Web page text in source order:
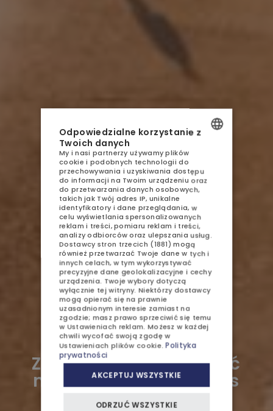
NOCLEGI
GASTRONOMIA
AQUAPARK
SPA
ATRAKCJE
GALERIA
KONTAKT
SPRZEDAŻ APARTAMENTÓW
OFERTY I PROMOCJE
DZIECI
Zostań dłużej, zapłać
mniej! 4. doba gratis
tylko w czerwcu
POLISH
ENGLISH
GERMAN
CZECH
Odpowiedzialne korzystanie z
Twoich danych
My i nasi partnerzy używamy plików
cookie i podobnych technologii do
przechowywania i uzyskiwania dostępu
do informacji na Twoim urządzeniu oraz
do przetwarzania danych osobowych,
takich jak Twój adres IP, unikalne
identyfikatory i dane przeglądania, w
celu wyświetlania spersonalizowanych
reklam i treści, pomiaru reklam i treści,
analizy odbiorców oraz ulepszania usług.
Dostawcy stron trzecich (1881) mogą
również przetwarzać Twoje dane w tych i
innych celach, w tym wykorzystywać
precyzyjne dane geolokalizacyjne i cechy
urządzenia. Twoje wybory dotyczą
wyłącznie tej witryny. Niektórzy dostawcy
mogą opierać się na prawnie
uzasadnionym interesie zamiast na
zgodzie; masz prawo sprzeciwić się temu
wUstawieniach reklam. Możesz w każdej
chwili wycofać swoją zgodę w
Ustawieniach plików cookie. Polityka
prywatności
AKCEPTUJ WSZYSTKIE
ODRZUĆ WSZYSTKIE